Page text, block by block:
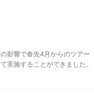
影響で春先4月からのツアー
実施することができました。